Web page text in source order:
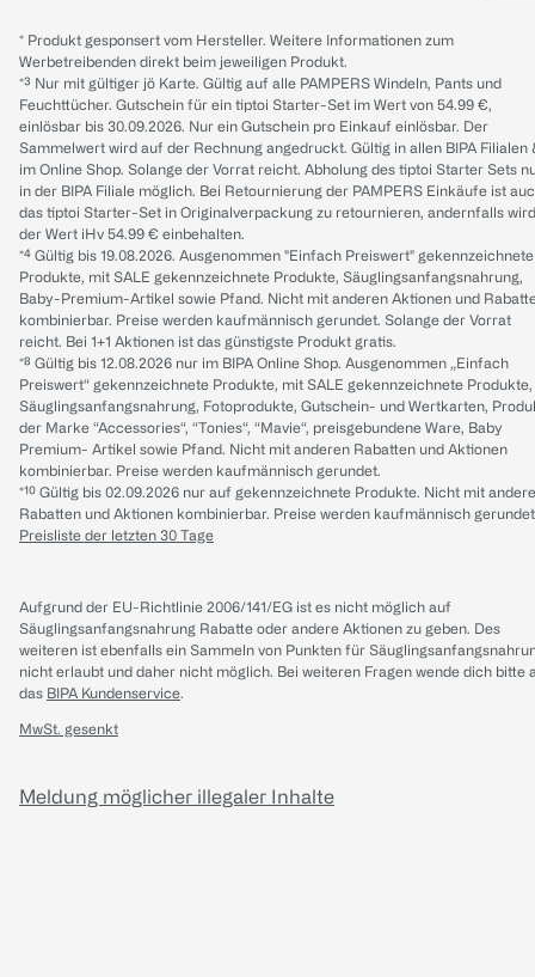
* Produkt gesponsert vom Hersteller. Weitere Informationen zum
Werbetreibenden direkt beim jeweiligen Produkt.
*³ Nur mit gültiger jö Karte. Gültig auf alle PAMPERS Windeln, Pants und
Feuchttücher. Gutschein für ein tiptoi Starter-Set im Wert von 54.99 €,
einlösbar bis 30.09.2026. Nur ein Gutschein pro Einkauf einlösbar. Der
Sammelwert wird auf der Rechnung angedruckt. Gültig in allen BIPA Filialen
im Online Shop. Solange der Vorrat reicht. Abholung des tiptoi Starter Sets
in der BIPA Filiale möglich. Bei Retournierung der PAMPERS Einkäufe ist
das tiptoi Starter-Set in Originalverpackung zu retournieren, andernfalls wird
der Wert iHv 54.99 € einbehalten.
*⁴ Gültig bis 19.08.2026. Ausgenommen "Einfach Preiswert" gekennzeichnete
Produkte, mit SALE gekennzeichnete Produkte, Säuglingsanfangsnahrung,
Baby-Premium-Artikel sowie Pfand. Nicht mit anderen Aktionen und
kombinierbar. Preise werden kaufmännisch gerundet. Solange der Vorrat
reicht. Bei 1+1 Aktionen ist das günstigste Produkt gratis.
*⁸ Gültig bis 12.08.2026 nur im BIPA Online Shop. Ausgenommen „Einfach
Preiswert“ gekennzeichnete Produkte, mit SALE gekennzeichnete Produkte,
Säuglingsanfangsnahrung, Fotoprodukte, Gutschein- und Wertkarten,
der Marke “Accessories“, “Tonies“, “Mavie“, preisgebundene Ware, Baby
Premium- Artikel sowie Pfand. Nicht mit anderen Rabatten und Aktionen
kombinierbar. Preise werden kaufmännisch gerundet.
*¹⁰ Gültig bis 02.09.2026 nur auf gekennzeichnete Produkte. Nicht mit
Rabatten und Aktionen kombinierbar. Preise werden kaufmännisch
Preisliste der letzten 30 Tage
Aufgrund der EU-Richtlinie 2006/141/EG ist es nicht möglich auf
Säuglingsanfangsnahrung Rabatte oder andere Aktionen zu geben. Des
weiteren ist ebenfalls ein Sammeln von Punkten für
nicht erlaubt und daher nicht möglich. Bei weiteren Fragen wende dich bitte
das BIPA Kundenservice.
MwSt. gesenkt
Meldung möglicher illegaler Inhalte